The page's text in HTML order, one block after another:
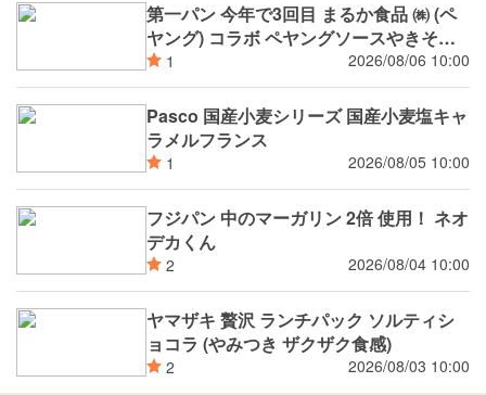
第一パン 今年で3回目 まるか食品 ㈱ (ペ
ヤング) コラボ ペヤングソースやきそば
パン1 2026/08/06 10:00
Pasco 国産小麦シリーズ 国産小麦塩キャ
ラメルフランス
1 2026/08/05 10:00
フジパン 中のマーガリン 2倍 使用！ ネオ
デカくん
2 2026/08/04 10:00
ヤマザキ 贅沢 ランチパック ソルティシ
ョコラ (やみつき ザクザク食感)
2 2026/08/03 10:00